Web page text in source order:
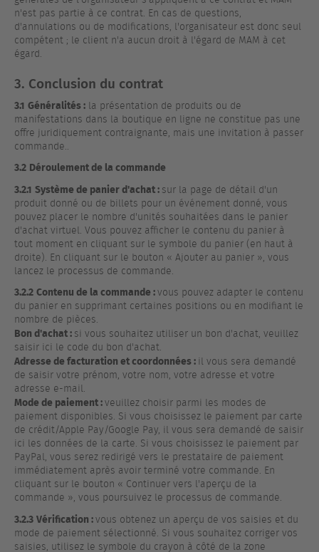
n'est pas partie à ce contrat. En cas de questions,
d'annulations ou de modifications, l'organisateur est donc seul
compétent ; le client n'a aucun droit à l'égard de MAM à cet
égard.
3. Conclusion du contrat
3.1 Généralités : la présentation de produits ou de
manifestations dans la boutique en ligne ne constitue pas une
offre juridiquement contraignante, mais une invitation à passer
commande..
3.2 Déroulement de la commande
3.2.1 Système de panier d'achat : sur la page de détail d'un
produit donné ou de billets pour un événement donné, vous
pouvez placer le nombre d'unités souhaitées dans le panier
d'achat virtuel. Vous pouvez afficher le contenu du panier à
tout moment en cliquant sur le symbole du panier (en haut à
droite). En cliquant sur le bouton « Ajouter au panier », vous
lancez le processus de commande.
3.2.2Contenu de la commande :vous pouvez adapter le contenu
du panier en supprimant certaines positions ou en modifiant le
nombre de pièces.
Bon d'achat : si vous souhaitez utiliser un bon d'achat, veuillez
saisir ici le code du bon d'achat.
Adresse de facturation et coordonnées : il vous sera demandé
de saisir votre prénom, votre nom, votre adresse et votre
adresse e-mail.
Mode de paiement :veuillez choisir parmi les modes de
paiement disponibles. Si vous choisissez le paiement par carte
de crédit/Apple Pay/Google Pay, il vous sera demandé de saisir
ici les données de la carte. Si vous choisissez le paiement par
PayPal, vous serez redirigé vers le prestataire de paiement
immédiatement après avoir terminé votre commande. En
cliquant sur le bouton « Continuer vers l'aperçu de la
commande », vous poursuivez le processus de commande.
3.2.3Vérification :vous obtenez un aperçu de vos saisies et du
mode de paiement sélectionné. Si vous souhaitez corriger vos
saisies, utilisez le symbole du crayon à côté de la zone